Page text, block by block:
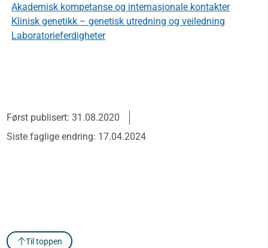
Akademisk kompetanse og internasjonale kontakter
Klinisk genetikk – genetisk utredning og veiledning
Laboratorieferdigheter
Først publisert: 31.08.2020
Siste faglige endring: 17.04.2024
Til toppen